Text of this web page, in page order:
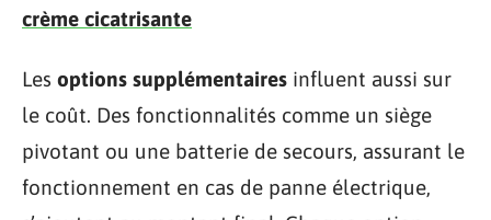
crème cicatrisante
Les options supplémentaires influent aussi sur
le coût. Des fonctionnalités comme un siège
pivotant ou une batterie de secours, assurant le
fonctionnement en cas de panne électrique,